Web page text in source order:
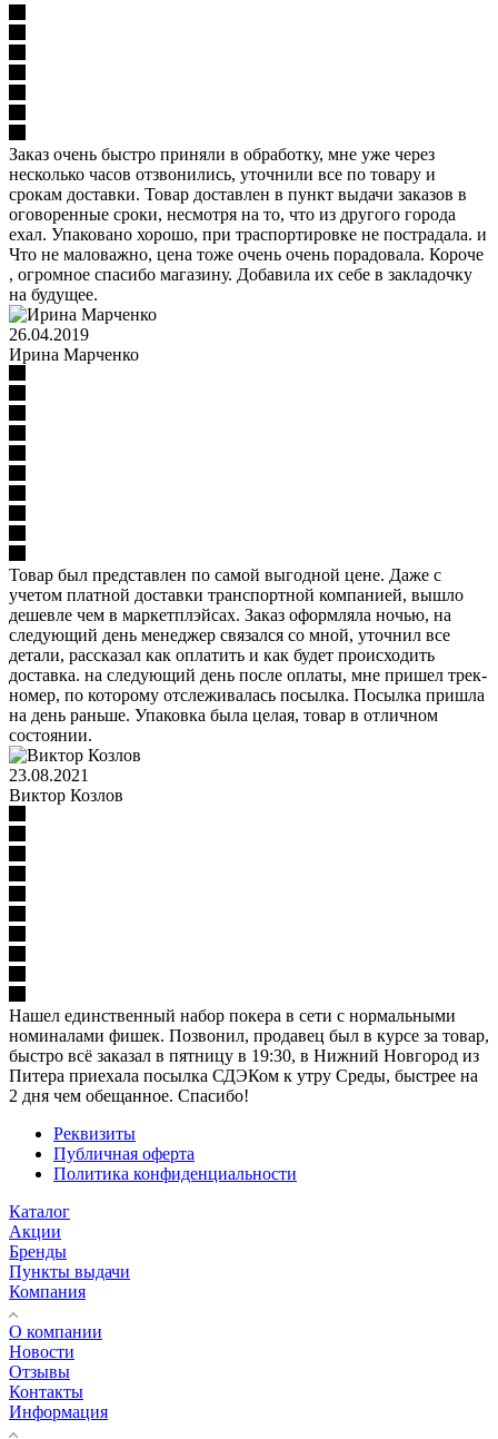
Заказ очень быстро приняли в обработку, мне уже через
несколько часов отзвонились, уточнили все по товару и
срокам доставки. Товар доставлен в пункт выдачи заказов в
оговоренные сроки, несмотря на то, что из другого города
ехал. Упаковано хорошо, при траспортировке не пострадала. и
Что не маловажно, цена тоже очень очень порадовала. Короче
, огромное спасибо магазину. Добавила их себе в закладочку
на будущее.
26.04.2019
Ирина Марченко
Товар был представлен по самой выгодной цене. Даже с
учетом платной доставки транспортной компанией, вышло
дешевле чем в маркетплэйсах. Заказ оформляла ночью, на
следующий день менеджер связался со мной, уточнил все
детали, рассказал как оплатить и как будет происходить
доставка. на следующий день после оплаты, мне пришел трек-
номер, по которому отслеживалась посылка. Посылка пришла
на день раньше. Упаковка была целая, товар в отличном
состоянии.
23.08.2021
Виктор Козлов
Нашел единственный набор покера в сети с нормальными
номиналами фишек. Позвонил, продавец был в курсе за товар,
быстро всё заказал в пятницу в 19:30, в Нижний Новгород из
Питера приехала посылка СДЭКом к утру Среды, быстрее на
2 дня чем обещанное. Спасибо!
Реквизиты
Публичная оферта
Политика конфиденциальности
Каталог
Акции
Бренды
Пункты выдачи
Компания
О компании
Новости
Отзывы
Контакты
Информация